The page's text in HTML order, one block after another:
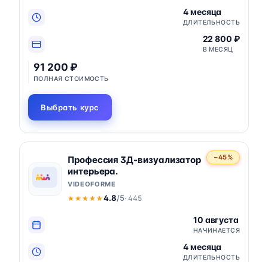
4 месяца
ДЛИТЕЛЬНОСТЬ
22 800 ₽
В МЕСЯЦ
91 200 ₽
ПОЛНАЯ СТОИМОСТЬ
Выбрать курс
−45%
Профессия 3Д-визуализатор
интерьера.
VIDEOFORME
★★★★★
★★★★★4.8/5· 445
10 августа
НАЧИНАЕТСЯ
4 месяца
ДЛИТЕЛЬНОСТЬ